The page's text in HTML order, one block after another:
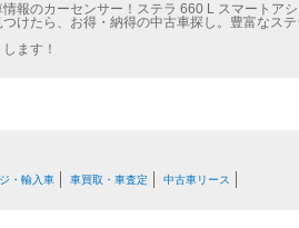
報のカーセンサー！ステラ 660 L スマートアシ
けたら、お得・納得の中古車探し。豊富なス
ます！
・輸入車 車買取・車査定 中古車リース